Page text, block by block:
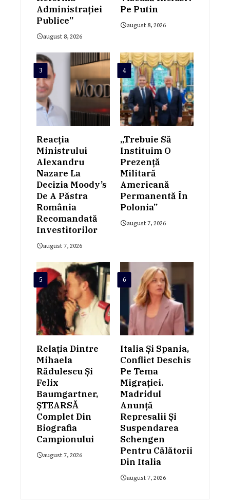
Administrației
Publice”
august 8, 2026
Pe Putin
august 8, 2026
3
Reacția
Ministrului
Alexandru
Nazare La
Decizia Moody’s
De A Păstra
România
Recomandată
Investitorilor
august 7, 2026
4
„Trebuie Să
Instituim O
Prezență
Militară
Americană
Permanentă În
Polonia”
august 7, 2026
5
Relația Dintre
Mihaela
Rădulescu Și
Felix
Baumgartner,
ȘTEARSĂ
Complet Din
Biografia
Campionului
august 7, 2026
6
Italia Și Spania,
Conflict Deschis
Pe Tema
Migrației.
Madridul
Anunță
Represalii Și
Suspendarea
Schengen
Pentru Călătorii
Din Italia
august 7, 2026